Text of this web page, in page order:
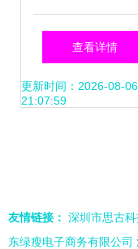
ZD132U门禁考
机对比分析 哪款
查看详情
更新时间：2026-08-06
21:07:59
友情链接： 深圳市思古
东绿瘦电子商务有限公司